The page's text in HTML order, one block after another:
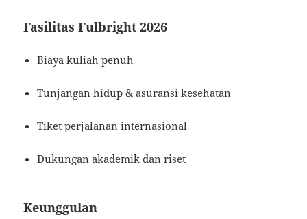
Fasilitas Fulbright 2026
Biaya kuliah penuh
Tunjangan hidup & asuransi kesehatan
Tiket perjalanan internasional
Dukungan akademik dan riset
Keunggulan